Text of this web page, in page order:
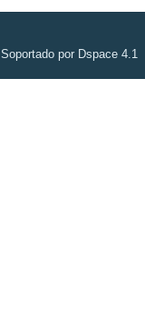
Soportado por Dspace 4.1